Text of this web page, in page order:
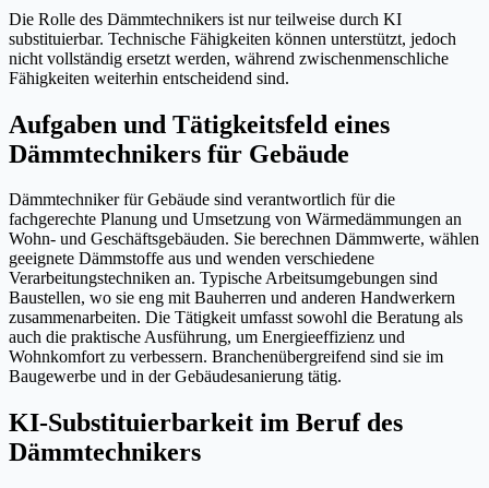
Die Rolle des Dämmtechnikers ist nur teilweise durch KI
substituierbar. Technische Fähigkeiten können unterstützt, jedoch
nicht vollständig ersetzt werden, während zwischenmenschliche
Fähigkeiten weiterhin entscheidend sind.
Aufgaben und Tätigkeitsfeld eines
Dämmtechnikers für Gebäude
Dämmtechniker für Gebäude sind verantwortlich für die
fachgerechte Planung und Umsetzung von Wärmedämmungen an
Wohn- und Geschäftsgebäuden. Sie berechnen Dämmwerte, wählen
geeignete Dämmstoffe aus und wenden verschiedene
Verarbeitungstechniken an. Typische Arbeitsumgebungen sind
Baustellen, wo sie eng mit Bauherren und anderen Handwerkern
zusammenarbeiten. Die Tätigkeit umfasst sowohl die Beratung als
auch die praktische Ausführung, um Energieeffizienz und
Wohnkomfort zu verbessern. Branchenübergreifend sind sie im
Baugewerbe und in der Gebäudesanierung tätig.
KI-Substituierbarkeit im Beruf des
Dämmtechnikers